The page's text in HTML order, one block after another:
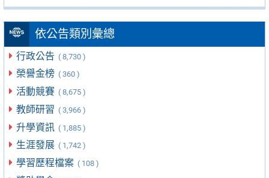
依公告類別彙總
行政公告 ( 8,730 )
榮譽金榜 ( 360 )
活動競賽 ( 8,675 )
教師研習 ( 3,966 )
升學資訊 ( 1,885 )
生涯發展 ( 1,742 )
學習歷程檔案 ( 108 )